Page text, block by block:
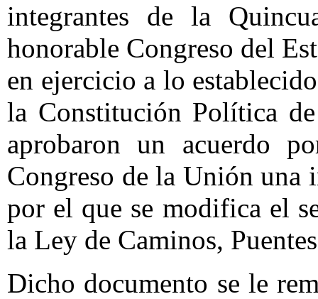
integrantes de la
honorable Congreso del
en ejercicio a lo
la Constitución Política
aprobaron un acuerdo
Congreso de la Unión una
por el que se modifica el
la Ley de Caminos,
Dicho documento se le